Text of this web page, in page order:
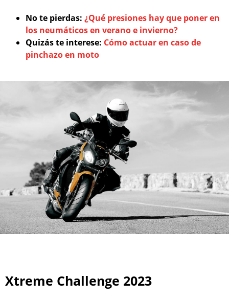
No te pierdas: ¿Qué presiones hay que poner en
los neumáticos en verano e invierno?
Quizás te interese: Cómo actuar en caso de
pinchazo en moto
Xtreme Challenge 2023